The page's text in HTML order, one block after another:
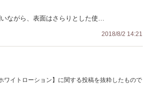
ながら、表面はさらりとした使…
2018/8/2 14:21
ワイトローション】に関する投稿を抜粋したもので